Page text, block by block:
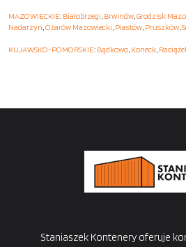
MAZOWIECKIE: Białobrzegi, Brwinów,Grodzisk
Nadarzyn,Ożarów Mazowiecki, Piastów, Pruszków,
KUJAWSKO-POMORSKIE: Bądkowo, Koneck,
Staniaszek Kontenery oferuje